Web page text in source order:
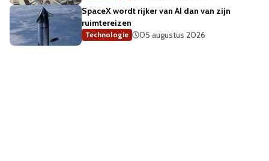
SpaceX wordt rijker van AI dan van zijn
ruimtereizen
Technologie 05 augustus 2026